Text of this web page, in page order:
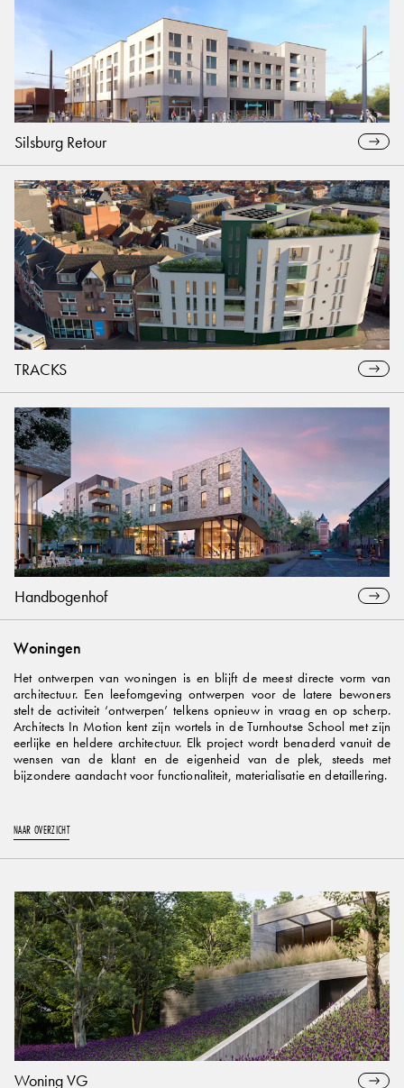
Silsburg Retour
TRACKS
Handbogenhof
Woningen
Het ontwerpen van woningen is en blijft de meest directe vorm van
architectuur. Een leefomgeving ontwerpen voor de latere bewoners
stelt de activiteit ‘ontwerpen’ telkens opnieuw in vraag en op scherp.
Architects In Motion kent zijn wortels in de Turnhoutse School met zijn
eerlijke en heldere architectuur. Elk project wordt benaderd vanuit de
wensen van de klant en de eigenheid van de plek, steeds met
bijzondere aandacht voor functionaliteit, materialisatie en detaillering.
NAAR OVERZICHT
Woning VG